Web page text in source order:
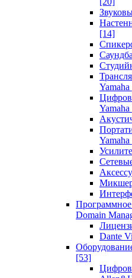
[14]
Yamaha
Yamaha
Yamaha
Программное
Domain
Dante
[53]